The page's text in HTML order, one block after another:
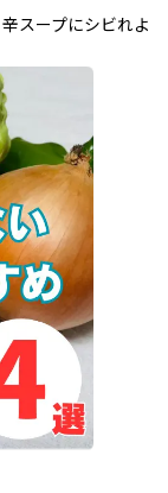
スープにシビれよ